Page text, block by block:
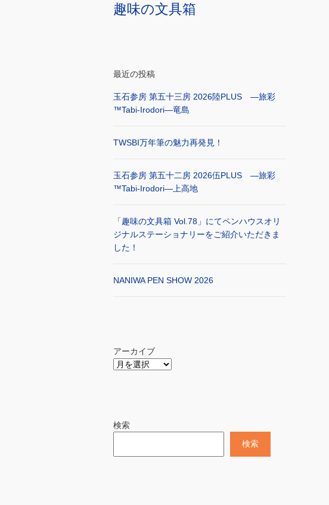
趣味の文具箱
最近の投稿
玉石参房 第五十三房 2026陸PLUS ―旅彩
™Tabi-Irodori―竜島
TWSBI万年筆の魅力再発見！
玉石参房 第五十二房 2026伍PLUS ―旅彩
™Tabi-Irodori―上高地
「趣味の文具箱 Vol.78」にてペンハウスオリ
ジナルステーショナリーをご紹介いただきま
した！
NANIWA PEN SHOW 2026
アーカイブ
検索
検索